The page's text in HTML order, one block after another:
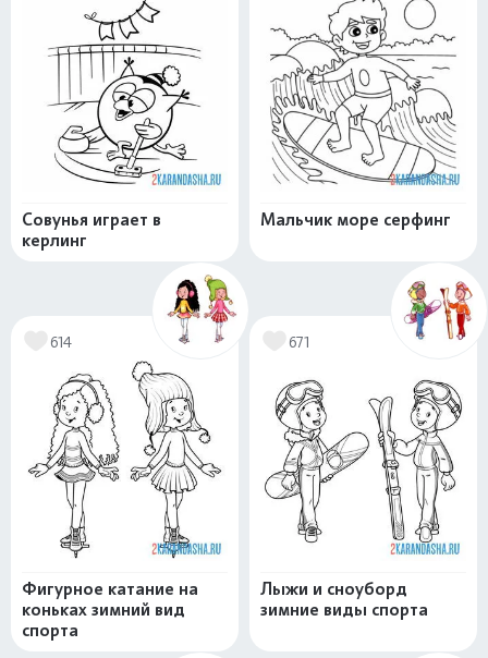
Совунья играет в
керлинг
Мальчик море серфинг
614
Фигурное катание на
коньках зимний вид
спорта
671
Лыжи и сноуборд
зимние виды спорта